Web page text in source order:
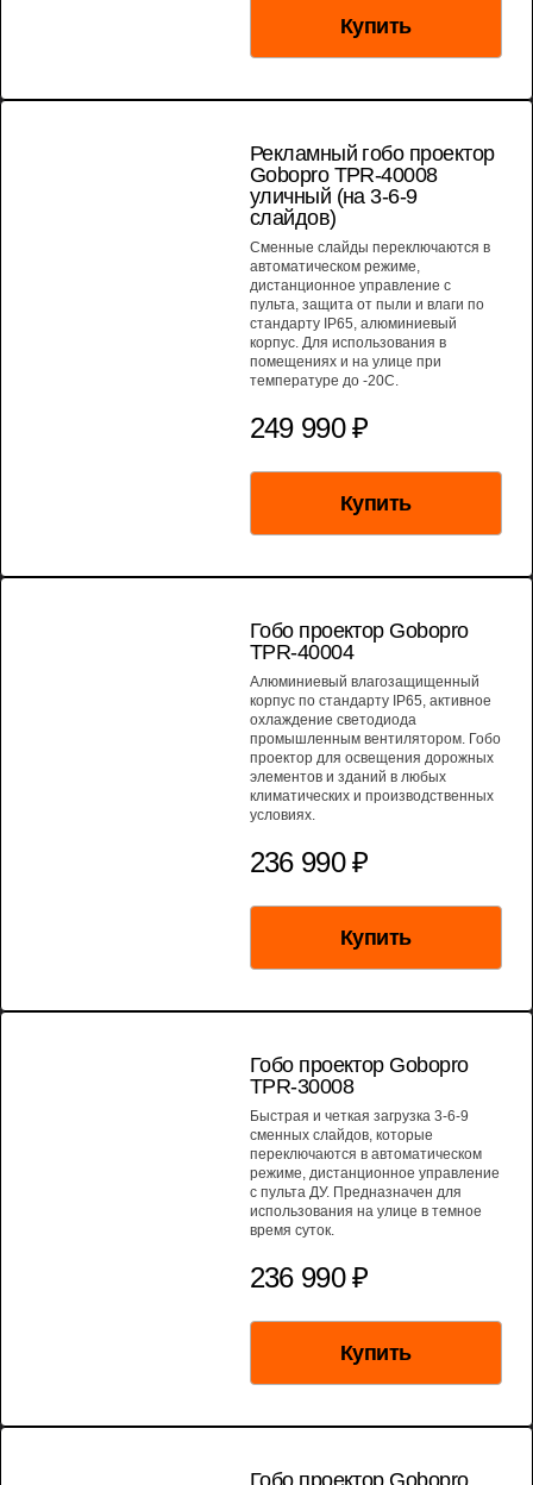
Купить
Рекламный гобо проектор
Gobopro TPR-40008
уличный (на 3-6-9
слайдов)
Сменные слайды переключаются в
автоматическом режиме,
дистанционное управление с
пульта, защита от пыли и влаги по
стандарту IP65, алюминиевый
корпус. Для использования в
помещениях и на улице при
температуре до -20С.
249 990 ₽
Купить
Гобо проектор Gobopro
TPR-40004
Алюминиевый влагозащищенный
корпус по стандарту IP65, активное
охлаждение светодиода
промышленным вентилятором. Гобо
проектор для освещения дорожных
элементов и зданий в любых
климатических и производственных
условиях.
236 990 ₽
Купить
Гобо проектор Gobopro
TPR-30008
Быстрая и четкая загрузка 3-6-9
сменных слайдов, которые
переключаются в автоматическом
режиме, дистанционное управление
с пульта ДУ. Предназначен для
использования на улице в темное
время суток.
236 990 ₽
Купить